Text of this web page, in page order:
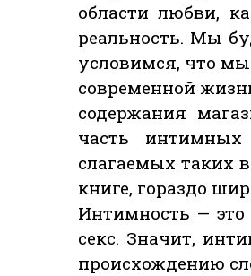
области любви,
реальность. Мы
условимся, что
современной
содержания
часть
слагаемых таких
книге, гораздо
Интимность — это
секс. Значит,
происхождению